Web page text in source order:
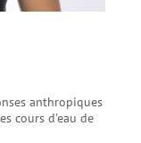
anthropiques
cours d'eau de